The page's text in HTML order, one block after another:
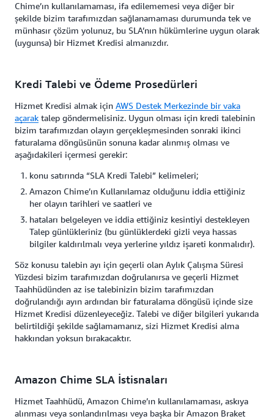
Chime’ın kullanılamaması, ifa edilememesi veya diğer bir
şekilde bizim tarafımızdan sağlanamaması durumunda tek ve
münhasır çözüm yolunuz, bu SLA’nın hükümlerine uygun olarak
(uygunsa) bir Hizmet Kredisi almanızdır.
Kredi Talebi ve Ödeme Prosedürleri
Hizmet Kredisi almak için AWS Destek Merkezinde bir vaka
açarak talep göndermelisiniz. Uygun olması için kredi talebinin
bizim tarafımızdan olayın gerçekleşmesinden sonraki ikinci
faturalama döngüsünün sonuna kadar alınmış olması ve
aşağıdakileri içermesi gerekir:
konu satırında “SLA Kredi Talebi” kelimeleri;
Amazon Chime’ın Kullanılamaz olduğunu iddia ettiğiniz
her olayın tarihleri ve saatleri ve
hataları belgeleyen ve iddia ettiğiniz kesintiyi destekleyen
Talep günlükleriniz (bu günlüklerdeki gizli veya hassas
bilgiler kaldırılmalı veya yerlerine yıldız işareti konmalıdır).
Söz konusu talebin ayı için geçerli olan Aylık Çalışma Süresi
Yüzdesi bizim tarafımızdan doğrulanırsa ve geçerli Hizmet
Taahhüdünden az ise talebinizin bizim tarafımızdan
doğrulandığı ayın ardından bir faturalama döngüsü içinde size
Hizmet Kredisi düzenleyeceğiz. Talebi ve diğer bilgileri yukarıda
belirtildiği şekilde sağlamamanız, sizi Hizmet Kredisi alma
hakkından yoksun bırakacaktır.
Amazon Chime SLA İstisnaları
Hizmet Taahhüdü, Amazon Chime’ın kullanılamaması, askıya
alınması veya sonlandırılması veya başka bir Amazon Braket